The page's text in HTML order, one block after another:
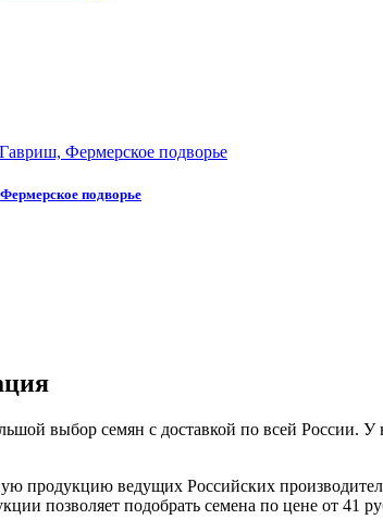
подворье
выбор семян с доставкой по всей России.
продукцию ведущих Российских
позволяет подобрать семена по цене от 41